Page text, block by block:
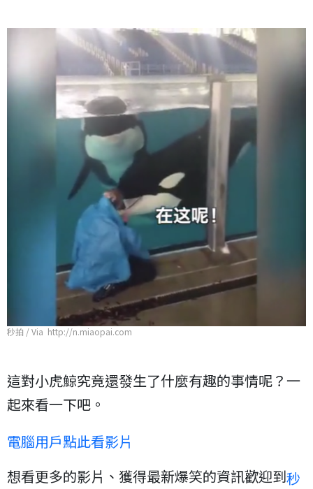
秒拍 / Via http://n.miaopai.com
這對小虎鯨究竟還發生了什麼有趣的事情呢？一
起來看一下吧。
電腦用戶點此看影片
想看更多的影片、獲得最新爆笑的資訊歡迎到秒